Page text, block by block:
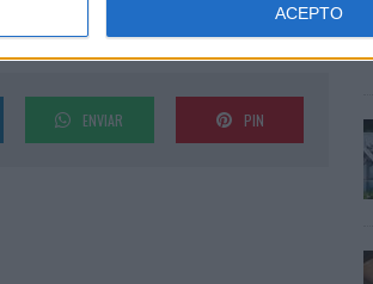
ACEPTO
ENVIAR PIN